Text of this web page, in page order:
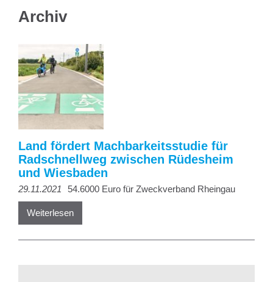
Archiv
Land fördert Machbarkeitsstudie für
Radschnellweg zwischen Rüdesheim
und Wiesbaden
29.11.2021 54.6000 Euro für Zweckverband Rheingau
Weiterlesen